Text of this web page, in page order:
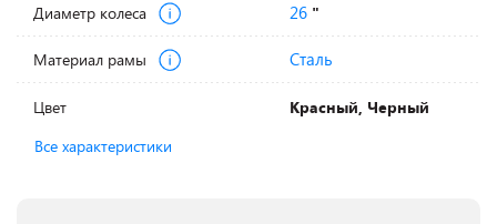
Диаметр колеса
26 "
Материал рамы Сталь
Цвет
Красный, Черный
Все характеристики